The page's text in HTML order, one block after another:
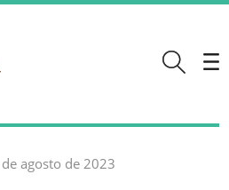
agosto de 2023